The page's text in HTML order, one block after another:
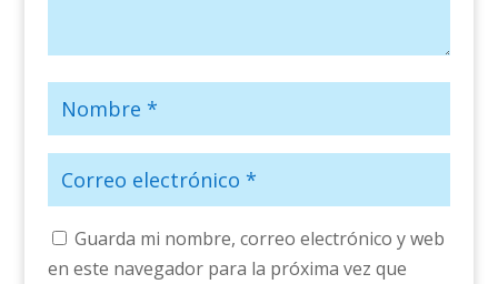
Guarda mi nombre, correo electrónico y web
en este navegador para la próxima vez que